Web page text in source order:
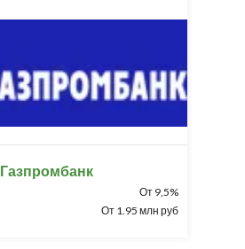
Газпромбанк
От 9,5%
От 1.95 млн руб